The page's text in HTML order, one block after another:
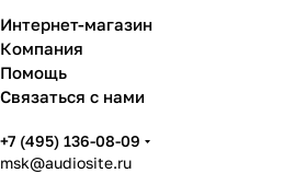
Интернет-магазин
Компания
Помощь
Связаться с нами
+7 (495) 136-08-09
msk@audiosite.ru